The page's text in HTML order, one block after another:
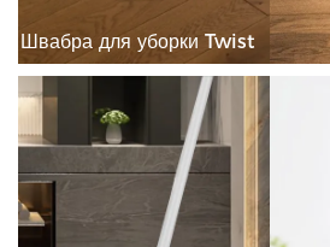
Швабра для уборки Twist